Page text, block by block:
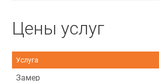
Цены услуг
Услуга
Замер